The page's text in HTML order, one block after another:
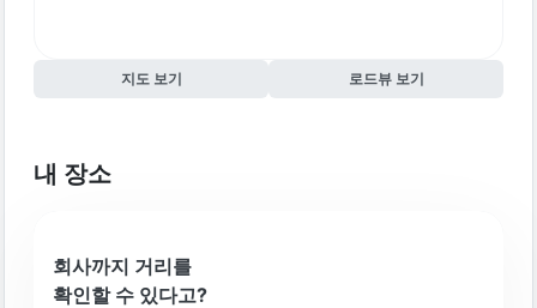
지도 보기 로드뷰 보기
내 장소
회사까지 거리를
확인할 수 있다고?